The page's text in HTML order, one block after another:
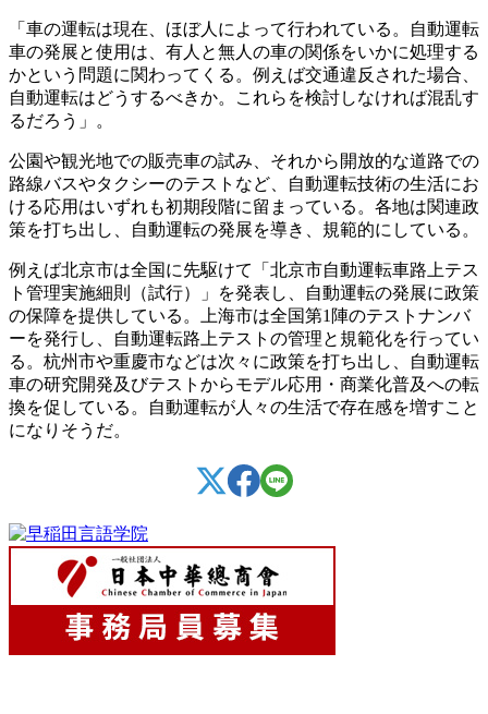
「車の運転は現在、ほぼ人によって行われている。自動運転
車の発展と使用は、有人と無人の車の関係をいかに処理する
かという問題に関わってくる。例えば交通違反された場合、
自動運転はどうするべきか。これらを検討しなければ混乱す
るだろう」。
公園や観光地での販売車の試み、それから開放的な道路での
路線バスやタクシーのテストなど、自動運転技術の生活にお
ける応用はいずれも初期段階に留まっている。各地は関連政
策を打ち出し、自動運転の発展を導き、規範的にしている。
例えば北京市は全国に先駆けて「北京市自動運転車路上テス
ト管理実施細則（試行）」を発表し、自動運転の発展に政策
の保障を提供している。上海市は全国第1陣のテストナンバ
ーを発行し、自動運転路上テストの管理と規範化を行ってい
る。杭州市や重慶市などは次々に政策を打ち出し、自動運転
車の研究開発及びテストからモデル応用・商業化普及への転
換を促している。自動運転が人々の生活で存在感を増すこと
になりそうだ。